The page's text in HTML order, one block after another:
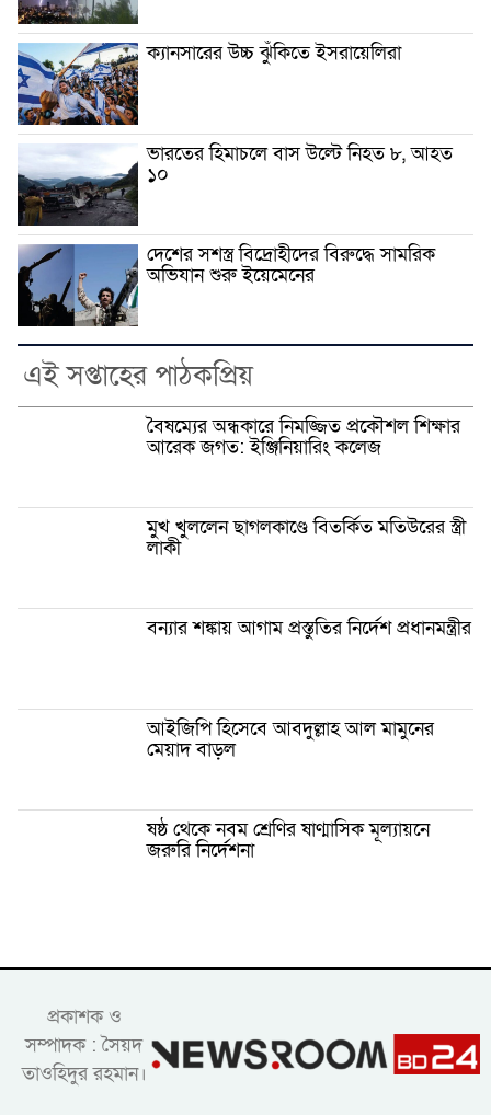
ক্যানসারের উচ্চ ঝুঁকিতে ইসরায়েলিরা
ভারতের হিমাচলে বাস উল্টে নিহত ৮, আহত
১০
দেশের সশস্ত্র বিদ্রোহীদের বিরুদ্ধে সামরিক
অভিযান শুরু ইয়েমেনের
এই সপ্তাহের পাঠকপ্রিয়
বৈষম্যের অন্ধকারে নিমজ্জিত প্রকৌশল শিক্ষার
আরেক জগত: ইঞ্জিনিয়ারিং কলেজ
মুখ খুললেন ছাগলকাণ্ডে বিতর্কিত মতিউরের স্ত্রী
লাকী
বন্যার শঙ্কায় আগাম প্রস্তুতির নির্দেশ প্রধানমন্ত্রীর
আইজিপি হিসেবে আবদুল্লাহ আল মামুনের
মেয়াদ বাড়ল
ষষ্ঠ থেকে নবম শ্রেণির ষাণ্মাসিক মূল্যায়নে
জরুরি নির্দেশনা
প্রকাশক ও
সম্পাদক : সৈয়দ
তাওহিদুর রহমান।